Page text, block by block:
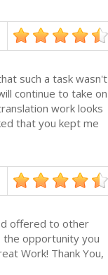
such a task wasn't
continue to take on
work looks
that you kept me
offered to other
the opportunity you
Work! Thank You,